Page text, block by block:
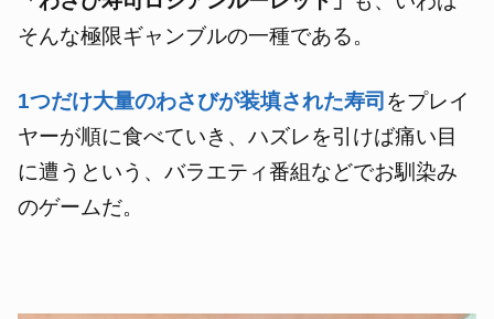
そんな極限ギャンブルの一種である。
1つだけ大量のわさびが装填された寿司 をプレイ
ヤーが順に食べていき、ハズレを引けば痛い目
に遭うという、バラエティ番組などでお馴染み
のゲームだ。